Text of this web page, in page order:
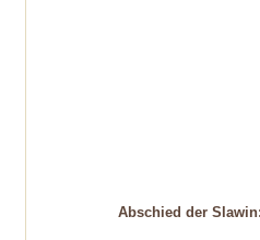
Abschied der